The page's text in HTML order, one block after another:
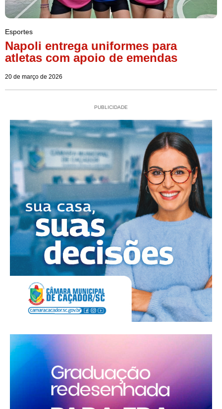
Esportes
Napoli entrega uniformes para
atletas com apoio de emendas
20 de março de 2026
PUBLICIDADE